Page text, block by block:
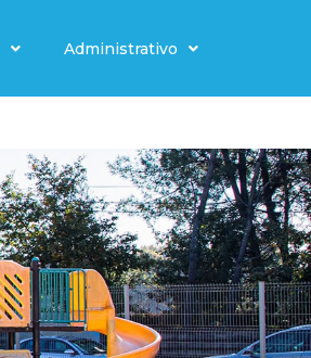
Administrativo